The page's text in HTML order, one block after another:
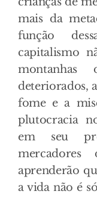
mais da
função
capitalismo
deteriorados,
fome e a
plutocracia
em seu
aprenderão
a vida não é